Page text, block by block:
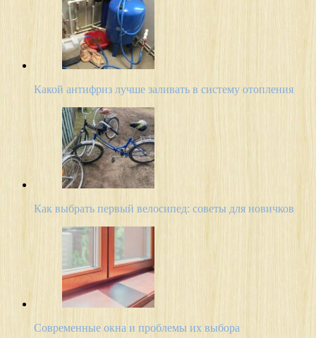
Какой антифриз лучше заливать в систему отопления
Как выбрать первый велосипед: советы для новичков
Современные окна и проблемы их выбора